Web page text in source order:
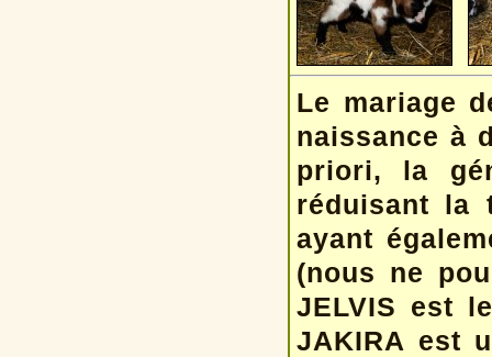
Le mariage
naissance à
priori, la
réduisant la
ayant
(nous ne
JELVIS est
JAKIRA est